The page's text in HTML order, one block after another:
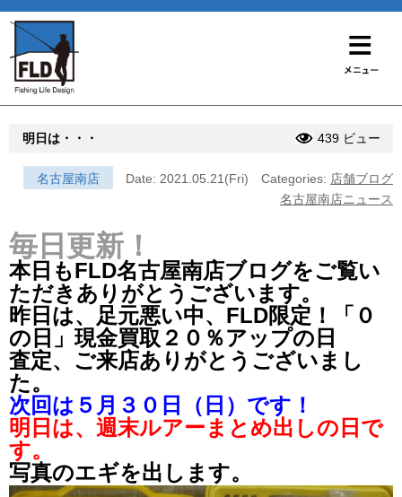
明日は・・・ 439 ビュー
名古屋南店 Date: 2021.05.21(Fri) Categories: 店舗ブログ
名古屋南店ニュース
毎日更新！
本日もFLD名古屋南店ブログをご覧い
ただきありがとうございます。
昨日は、足元悪い中、FLD限定！「０
の日」現金買取２０％アップの日
査定、ご来店ありがとうございまし
た。
次回は５月３０日（日）です！
明日は、週末ルアーまとめ出しの日で
す。
写真のエギを出します。